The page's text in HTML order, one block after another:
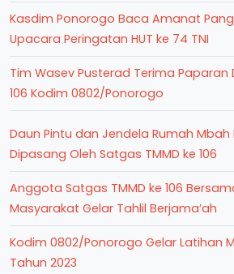
Kasdim Ponorogo Baca Amanat
Upacara Peringatan HUT ke 74 TNI
Tim Wasev Pusterad Terima Paparan
106 Kodim 0802/Ponorogo
Daun Pintu dan Jendela Rumah Mbah
Dipasang Oleh Satgas TMMD ke 106
Anggota Satgas TMMD ke 106
Masyarakat Gelar Tahlil Berjama’ah
Kodim 0802/Ponorogo Gelar Latihan
Tahun 2023